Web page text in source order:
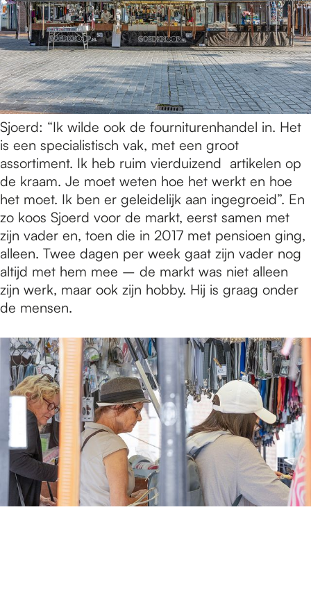
Sjoerd: “Ik wilde ook de fourniturenhandel in. Het
is een specialistisch vak, met een groot
assortiment. Ik heb ruim vierduizend artikelen op
de kraam. Je moet weten hoe het werkt en hoe
het moet. Ik ben er geleidelijk aan ingegroeid”. En
zo koos Sjoerd voor de markt, eerst samen met
zijn vader en, toen die in 2017 met pensioen ging,
alleen. Twee dagen per week gaat zijn vader nog
altijd met hem mee – de markt was niet alleen
zijn werk, maar ook zijn hobby. Hij is graag onder
de mensen.